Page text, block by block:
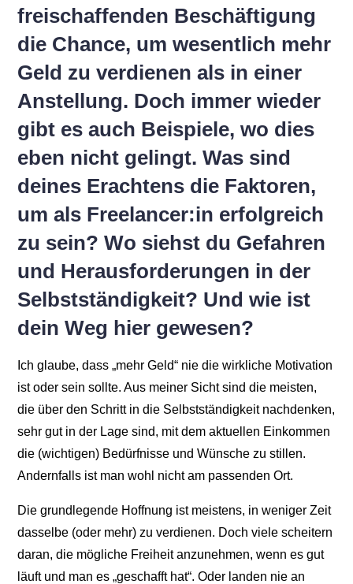
freischaffenden Beschäftigung
die Chance, um wesentlich mehr
Geld zu verdienen als in einer
Anstellung. Doch immer wieder
gibt es auch Beispiele, wo dies
eben nicht gelingt. Was sind
deines Erachtens die Faktoren,
um als Freelancer:in erfolgreich
zu sein? Wo siehst du Gefahren
und Herausforderungen in der
Selbstständigkeit? Und wie ist
dein Weg hier gewesen?
Ich glaube, dass „mehr Geld“ nie die wirkliche Motivation
ist oder sein sollte. Aus meiner Sicht sind die meisten,
die über den Schritt in die Selbstständigkeit nachdenken,
sehr gut in der Lage sind, mit dem aktuellen Einkommen
die (wichtigen) Bedürfnisse und Wünsche zu stillen.
Andernfalls ist man wohl nicht am passenden Ort.
Die grundlegende Hoffnung ist meistens, in weniger Zeit
dasselbe (oder mehr) zu verdienen. Doch viele scheitern
daran, die mögliche Freiheit anzunehmen, wenn es gut
läuft und man es „geschafft hat“. Oder landen nie an